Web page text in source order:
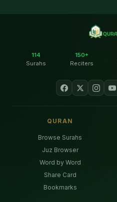
114
Surahs
150+
Reciters
QURAN
Browse Surahs
Juz Browser
Word by Word
Share Card
Bookmarks